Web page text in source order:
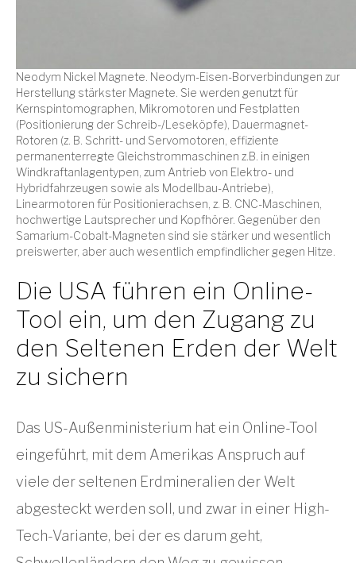
Neodym Nickel Magnete. Neodym-Eisen-Borverbindungen zur
Herstellung stärkster Magnete. Sie werden genutzt für
Kernspintomographen, Mikromotoren und Festplatten
(Positionierung der Schreib-/Leseköpfe), Dauermagnet-
Rotoren (z. B. Schritt- und Servomotoren, effiziente
permanenterregte Gleichstrommaschinen z.B. in einigen
Windkraftanlagentypen, zum Antrieb von Elektro- und
Hybridfahrzeugen sowie als Modellbau-Antriebe),
Linearmotoren für Positionierachsen, z. B. CNC-Maschinen,
hochwertige Lautsprecher und Kopfhörer. Gegenüber den
Samarium-Cobalt-Magneten sind sie stärker und wesentlich
preiswerter, aber auch wesentlich empfindlicher gegen Hitze.
Die USA führen ein Online-
Tool ein, um den Zugang zu
den Seltenen Erden der Welt
zu sichern
Das US-Außenministerium hat ein Online-Tool
eingeführt, mit dem Amerikas Anspruch auf
viele der seltenen Erdmineralien der Welt
abgesteckt werden soll, und zwar in einer High-
Tech-Variante, bei der es darum geht,